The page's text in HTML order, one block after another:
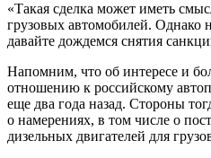
«Такая сделка может иметь
грузовых автомобилей. Однако
давайте дождемся снятия
Напомним, что об интересе и
отношению к российскому
еще два года назад. Стороны
о намерениях, в том числе о
дизельных двигателей для